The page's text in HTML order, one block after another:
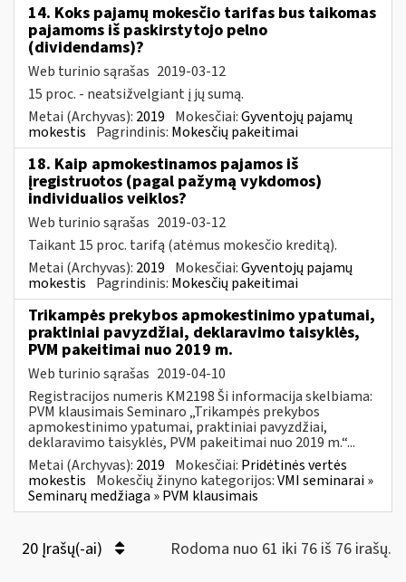
14. Koks pajamų mokesčio tarifas bus taikomas
pajamoms iš paskirstytojo pelno
(dividendams)?
Web turinio sąrašas 2019-03-12
15 proc. - neatsižvelgiant į jų sumą.
Metai (Archyvas): 2019 Mokesčiai:Gyventojų pajamų
mokestis Pagrindinis: Mokesčių pakeitimai
18. Kaip apmokestinamos pajamos iš
įregistruotos (pagal pažymą vykdomos)
individualios veiklos?
Web turinio sąrašas 2019-03-12
Taikant 15 proc. tarifą (atėmus mokesčio kreditą).
Metai (Archyvas): 2019 Mokesčiai:Gyventojų pajamų
mokestis Pagrindinis: Mokesčių pakeitimai
Trikampės prekybos apmokestinimo ypatumai,
praktiniai pavyzdžiai, deklaravimo taisyklės,
PVM pakeitimai nuo 2019 m.
Web turinio sąrašas 2019-04-10
Registracijos numeris KM2198 Ši informacija skelbiama:
PVM klausimais Seminaro „Trikampės prekybos
apmokestinimo ypatumai, praktiniai pavyzdžiai,
deklaravimo taisyklės, PVM pakeitimai nuo 2019 m.“...
Metai (Archyvas): 2019 Mokesčiai: Pridėtinės vertės
mokestis Mokesčių žinyno kategorijos:VMI seminarai »
Seminarų medžiaga » PVM klausimais
20 Įrašų(-ai) Rodoma nuo 61 iki 76 iš 76 irašų.